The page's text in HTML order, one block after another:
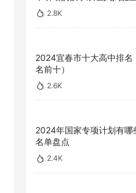
2.8K
2024宜春市十大高中排名
名前十）
2.6K
2024年国家专项计划有哪
名单盘点
2.4K